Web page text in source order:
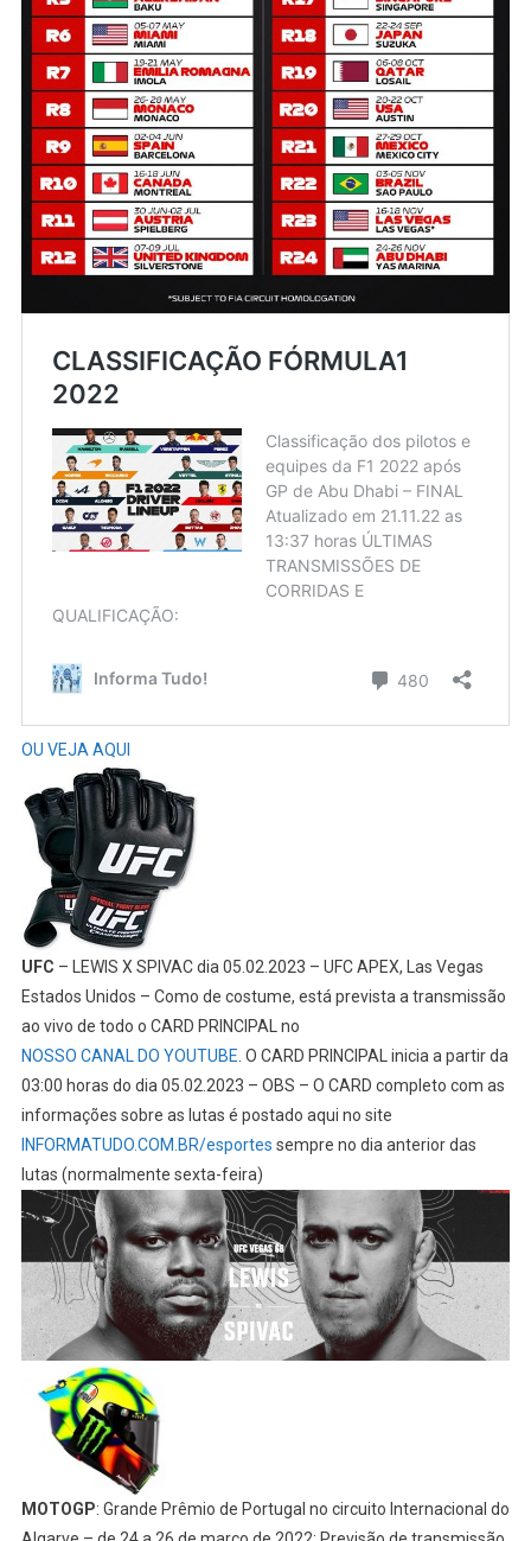
OU VEJA AQUI
UFC – LEWIS X SPIVAC dia 05.02.2023 – UFC APEX, Las Vegas
Estados Unidos – Como de costume, está prevista a transmissão
ao vivo de todo o CARD PRINCIPAL no
NOSSO CANAL DO YOUTUBE . O CARD PRINCIPAL inicia a partir da
03:00 horas do dia 05.02.2023 – OBS – O CARD completo com as
informações sobre as lutas é postado aqui no site
INFORMATUDO.COM.BR/esportes sempre no dia anterior das
lutas (normalmente sexta-feira)
MOTOGP: Grande Prêmio de Portugal no circuito Internacional do